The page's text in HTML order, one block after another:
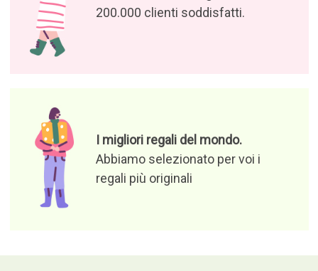
200.000 clienti soddisfatti.
I migliori regali del mondo.
Abbiamo selezionato per voi i
regali più originali